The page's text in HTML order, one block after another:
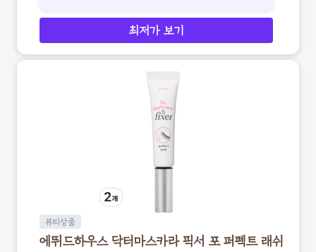
최저가 보기
뷰티상품
에뛰드하우스 닥터마스카라 픽서 포 퍼펙트 래쉬